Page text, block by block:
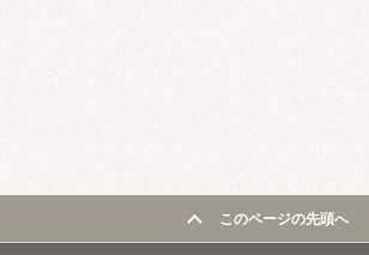
このページの先頭へ